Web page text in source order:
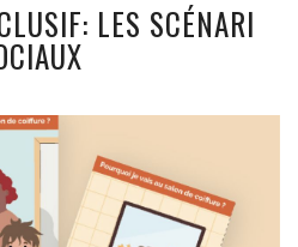
LES SCÉNARI